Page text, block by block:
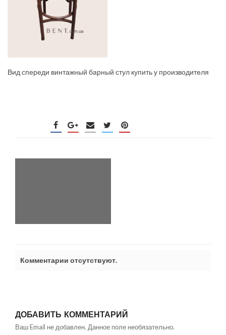
Вид спереди винтажный барный стул купить у производителя
Комментарии отсутствуют.
ДОБАВИТЬ КОММЕНТАРИЙ
Ваш Email не добавлен. Данное поле необязательно.